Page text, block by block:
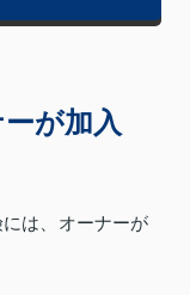
が加入
は、オーナーが